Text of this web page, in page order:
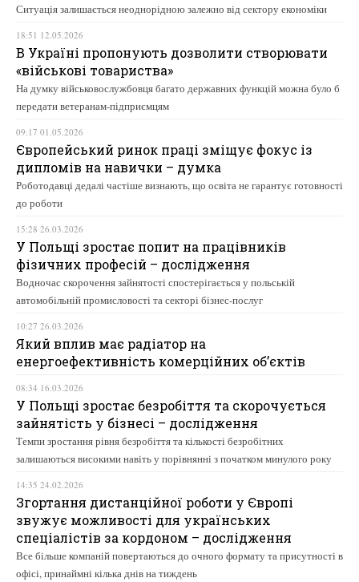
Ситуація залишається неоднорідною залежно від сектору економіки
18:51 12.05.2026
В Україні пропонують дозволити створювати
«військові товариства»
На думку військовослужбовця багато державних функцій можна було б
передати ветеранам-підприємцям
09:17 01.05.2026
Європейський ринок праці зміщує фокус із
дипломів на навички – думка
Роботодавці дедалі частіше визнають, що освіта не гарантує готовності
до роботи
15:28 26.03.2026
У Польщі зростає попит на працівників
фізичних професій – дослідження
Водночас скорочення зайнятості спостерігається у польській
автомобільній промисловості та секторі бізнес-послуг
10:27 26.03.2026
Який вплив має радіатор на
енергоефективність комерційних об’єктів
08:34 16.03.2026
У Польщі зростає безробіття та скорочується
зайнятість у бізнесі – дослідження
Темпи зростання рівня безробіття та кількості безробітних
залишаються високими навіть у порівнянні з початком минулого року
14:35 24.02.2026
Згортання дистанційної роботи у Європі
звужує можливості для українських
спеціалістів за кордоном – дослідження
Все більше компаній повертаються до очного формату та присутності в
офісі, принаймні кілька днів на тиждень